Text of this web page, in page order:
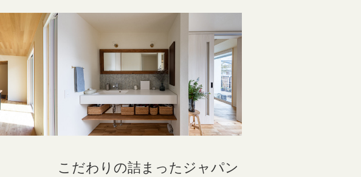
こだわりの詰まったジャパン